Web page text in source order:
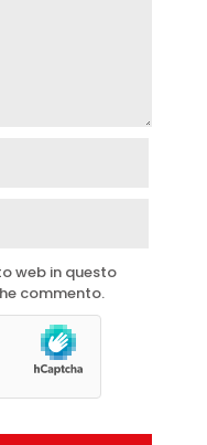
web in questo
commento.